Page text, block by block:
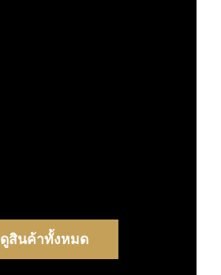
ดูสินค้าทั้งหมด